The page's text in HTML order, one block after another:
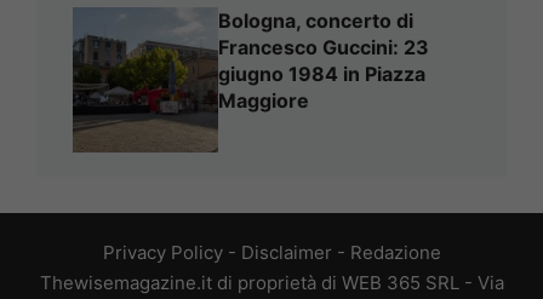
Bologna, concerto di
Francesco Guccini: 23
giugno 1984 in Piazza
Maggiore
Privacy Policy- Disclaimer - Redazione
Thewisemagazine.it di proprietà di WEB 365 SRL - Via